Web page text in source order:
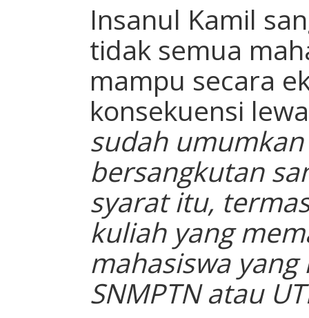
Insanul Kamil
tidak semua
mampu secara
konsekuensi
sudah
bersangkutan
syarat itu,
kuliah yang
mahasiswa
SNMPTN atau